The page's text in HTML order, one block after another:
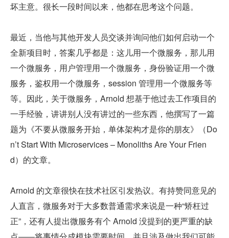
坏主意。很长一段时间以来，他都在思考这个问题。
最近，当他与其他开发人员交谈并询问他们如何启动一个
全新项目时，答案几乎都是：这儿用一个微服务，那儿用
一个微服务，用户管理用一个微服务，身份验证用一个微
服务，鉴权用一个微服务，session 管理用一个微服务等
等。因此，关于微服务，Arnold 想基于他过去工作项目的
一手经验，讲讲别人没有讲过的一些东西，他撰写了一篇
题为《不要从微服务开始，单体架构才是你的朋友》（Do
n’t Start With Microservices – Monoliths Are Your Frien
d）的文章。
Arnold 的文章很快在技术社区引发热议。有持赞同意见的
人直言，微服务对于大多数普通需求来说是一种“矫枉过
正”，还有人提出微服务有个 Arnold 没提到的更严重的缺